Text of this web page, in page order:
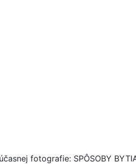
fotografie: SPÔSOBY